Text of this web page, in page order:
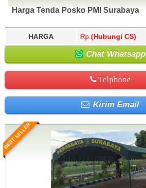
Harga Tenda Posko PMI Surabaya
HARGA Rp. (Hubungi CS)
Chat Whatsapp
Telphone
Kirim Email
BEST SELLER